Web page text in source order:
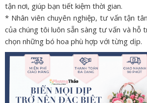
tận nơi, giúp bạn tiết kiệm thời gian.
* Nhân viên chuyên nghiệp, tư vấn tận
của chúng tôi luôn sẵn sàng tư vấn và hỗ
chọn những bó hoa phù hợp với từng dịp.